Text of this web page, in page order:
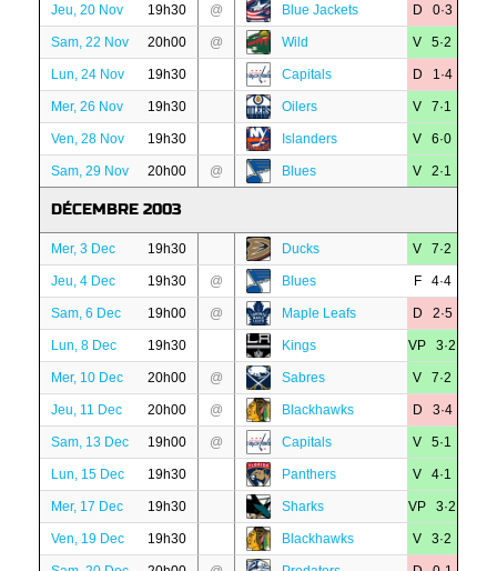
Jeu, 20 Nov 19h30 @ Blue Jackets D 0·3
Sam, 22 Nov 20h00 @ Wild V 5·2
Lun, 24 Nov 19h30 Capitals D 1·4
Mer, 26 Nov 19h30 Oilers V 7·1
Ven, 28 Nov 19h30 Islanders V 6·0
Sam, 29 Nov 20h00 @ Blues V 2·1
DÉCEMBRE 2003
Mer, 3 Dec 19h30 Ducks V 7·2
Jeu, 4 Dec 19h30 @ Blues F 4·4
Sam, 6 Dec 19h00 @ Maple Leafs D 2·5
Lun, 8 Dec 19h30 Kings VP 3·2
Mer, 10 Dec 20h00 @ Sabres V 7·2
Jeu, 11 Dec 20h00 @ Blackhawks D 3·4
Sam, 13 Dec 19h00 @ Capitals V 5·1
Lun, 15 Dec 19h30 Panthers V 4·1
Mer, 17 Dec 19h30 Sharks VP 3·2
Ven, 19 Dec 19h30 Blackhawks V 3·2